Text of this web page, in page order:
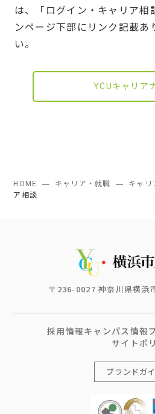
は、「ログイン・キャリア相
ンページ下部にリンク記載あ
い。
YCUキャリア
HOME キャリア・就職 キャリ
ア相談
〒236-0027 神奈川県横浜
採用情報キャンパス情報
サイトポ
ブランドガ